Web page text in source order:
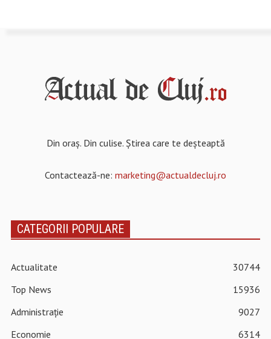
Din oraș. Din culise. Știrea care te deșteaptă
Contactează-ne: marketing@actualdecluj.ro
CATEGORII POPULARE
Actualitate
30744
Top News
15936
Administrație
9027
Economie
6314